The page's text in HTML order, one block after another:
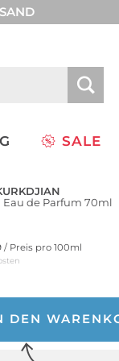
SALE
Eau de Parfum 70ml
/ Preis pro 100ml
DEN